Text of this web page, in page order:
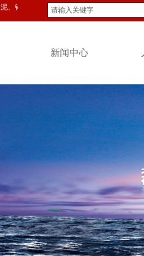
帘线、宾馆酒店、造船物流等多项产业。
新闻中心